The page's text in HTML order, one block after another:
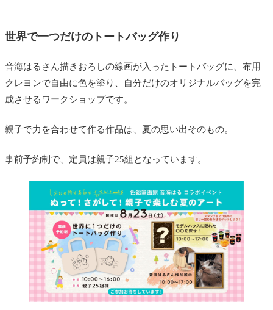
世界で一つだけのトートバッグ作り
音海はるさん描きおろしの線画が入ったトートバッグに、布用
クレヨンで自由に色を塗り、自分だけのオリジナルバッグを完
成させるワークショップです。
親子で力を合わせて作る作品は、夏の思い出そのもの。
事前予約制で、定員は親子25組となっています。